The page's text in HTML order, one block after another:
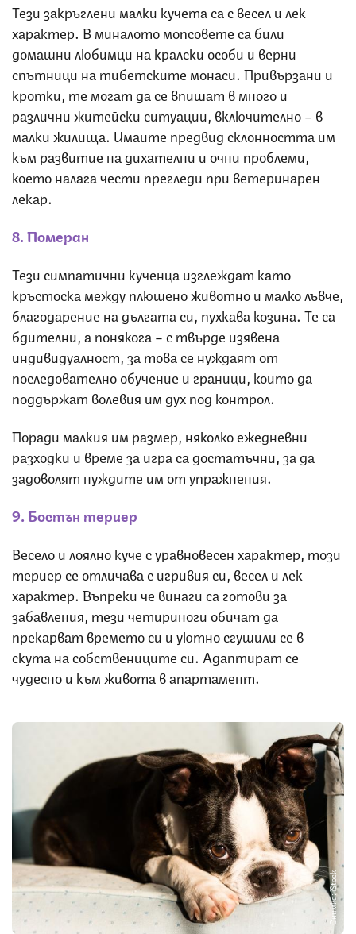
Тези закръглени малки кучета са с весел и лек
характер. В миналото мопсовете са били
домашни любимци на кралски особи и верни
спътници на тибетските монаси. Привързани и
кротки, те могат да се впишат в много и
различни житейски ситуации, включително – в
малки жилища. Имайте предвид склонността им
към развитие на дихателни и очни проблеми,
което налага чести прегледи при ветеринарен
лекар.
8. Померан
Тези симпатични кученца изглеждат като
кръстоска между плюшено животно и малко лъвче,
благодарение на дългата си, пухкава козина. Те са
бдителни, а понякога – с твърде изявена
индивидуалност, за това се нуждаят от
последователно обучение и граници, които да
поддържат волевия им дух под контрол.
Поради малкия им размер, няколко ежедневни
разходки и време за игра са достатъчни, за да
задоволят нуждите им от упражнения.
9. Бостън териер
Весело и лоялно куче с уравновесен характер, този
териер се отличава с игривия си, весел и лек
характер. Въпреки че винаги са готови за
забавления, тези четириноги обичат да
прекарват времето си и уютно сгушили се в
скута на собствениците си. Адаптират се
чудесно и към живота в апартамент.
Снимка: iStock